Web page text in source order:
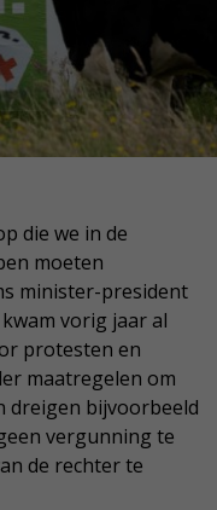
die we in de
moeten
minister-president
vorig jaar al
protesten en
maatregelen om
bijvoorbeeld
vergunning te
de rechter te